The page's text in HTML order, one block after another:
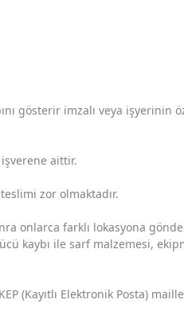
gösterir imzalı veya işyerinin
aittir.
zor olmaktadır.
onlarca farklı lokasyona
kaybı ile sarf malzemesi,
(Kayıtlı Elektronik Posta)